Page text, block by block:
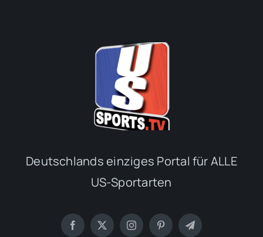
Deutschlands einziges Portal für ALLE
US-Sportarten